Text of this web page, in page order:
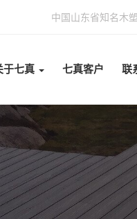
中国山东省知名木
于七真 七真客户 联